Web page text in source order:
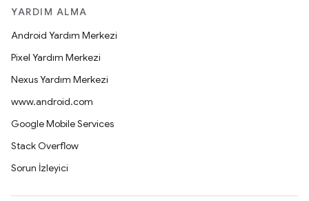
YARDIM ALMA
Android Yardım Merkezi
Pixel Yardım Merkezi
Nexus Yardım Merkezi
www.android.com
Google Mobile Services
Stack Overflow
Sorun İzleyici